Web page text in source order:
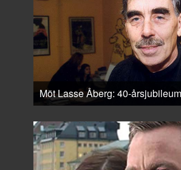
Möt Lasse Åberg: 40-